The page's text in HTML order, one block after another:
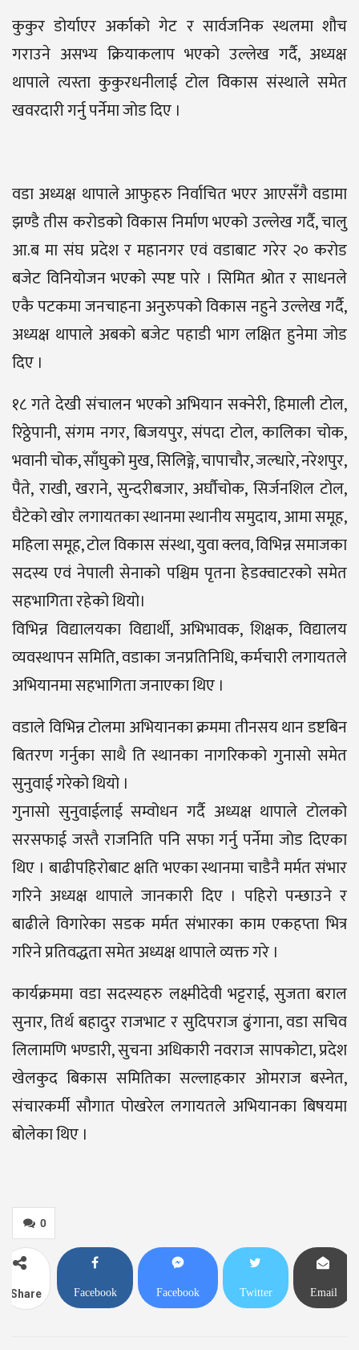
कुकुर डोर्याएर अर्काको गेट र सार्वजनिक स्थलमा शौच
गराउने असभ्य क्रियाकलाप भएको उल्लेख गर्दै, अध्यक्ष
थापाले त्यस्ता कुकुरधनीलाई टोल विकास संस्थाले समेत
खवरदारी गर्नु पर्नेमा जोड दिए ।
वडा अध्यक्ष थापाले आफुहरु निर्वाचित भएर आएसँगै वडामा
झण्डै तीस करोडको विकास निर्माण भएको उल्लेख गर्दै, चालु
आ.ब मा संघ प्रदेश र महानगर एवं वडाबाट गरेर २० करोड
बजेट विनियोजन भएको स्पष्ट पारे । सिमित श्रोत र साधनले
एकै पटकमा जनचाहना अनुरुपको विकास नहुने उल्लेख गर्दै,
अध्यक्ष थापाले अबको बजेट पहाडी भाग लक्षित हुनेमा जोड
दिए ।
१८ गते देखी संचालन भएको अभियान सक्नेरी, हिमाली टोल,
रिठ्ठेपानी, संगम नगर, बिजयपुर, संपदा टोल, कालिका चोक,
भवानी चोक, साँघुको मुख, सिलिङ्गे, चापाचौर, जल्धारे, नरेशपुर,
पैते, राखी, खराने, सुन्दरीबजार, अर्घौचोक, सिर्जनशिल टोल,
घैटेको खोर लगायतका स्थानमा स्थानीय समुदाय, आमा समूह,
महिला समूह, टोल विकास संस्था, युवा क्लव, विभिन्न समाजका
सदस्य एवं नेपाली सेनाको पश्चिम पृतना हेडक्वाटरको समेत
सहभागिता रहेको थियो।
विभिन्न विद्यालयका विद्यार्थी, अभिभावक, शिक्षक, विद्यालय
व्यवस्थापन समिति, वडाका जनप्रतिनिधि, कर्मचारी लगायतले
अभियानमा सहभागिता जनाएका थिए ।
वडाले विभिन्न टोलमा अभियानका क्रममा तीनसय थान डष्टबिन
बितरण गर्नुका साथै ति स्थानका नागरिकको गुनासो समेत
सुनुवाई गरेको थियो ।
गुनासो सुनुवाईलाई सम्वोधन गर्दै अध्यक्ष थापाले टोलको
सरसफाई जस्तै राजनिति पनि सफा गर्नु पर्नेमा जोड दिएका
थिए । बाढीपहिरोबाट क्षति भएका स्थानमा चाडैनै मर्मत संभार
गरिने अध्यक्ष थापाले जानकारी दिए । पहिरो पन्छाउने र
बाढीले विगारेका सडक मर्मत संभारका काम एकहप्ता भित्र
गरिने प्रतिवद्धता समेत अध्यक्ष थापाले व्यक्त गरे ।
कार्यक्रममा वडा सदस्यहरु लक्ष्मीदेवी भट्टराई, सुजता बराल
सुनार, तिर्थ बहादुर राजभाट र सुदिपराज ढुंगाना, वडा सचिव
लिलामणि भण्डारी, सुचना अधिकारी नवराज सापकोटा, प्रदेश
खेलकुद बिकास समितिका सल्लाहकार ओमराज बस्नेत,
संचारकर्मी सौगात पोखरेल लगायतले अभियानका बिषयमा
बोलेका थिए ।
0
Share Facebook Facebook Twitter Email